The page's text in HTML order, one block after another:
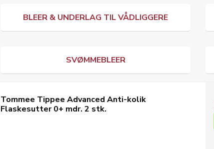
BLEER & UNDERLAG TIL VÅDLIGGERE
SVØMMEBLEER
Tommee Tippee Advanced Anti-kolik
Flaskesutter 0+ mdr. 2 stk.